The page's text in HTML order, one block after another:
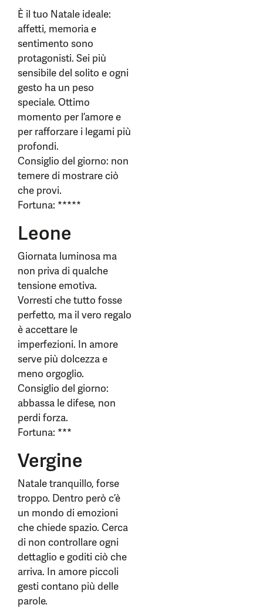
È il tuo Natale ideale:
affetti, memoria e
sentimento sono
protagonisti. Sei più
sensibile del solito e ogni
gesto ha un peso
speciale. Ottimo
momento per l’amore e
per rafforzare i legami più
profondi.
Consiglio del giorno: non
temere di mostrare ciò
che provi.
Fortuna: *****
Leone
Giornata luminosa ma
non priva di qualche
tensione emotiva.
Vorresti che tutto fosse
perfetto, ma il vero regalo
è accettare le
imperfezioni. In amore
serve più dolcezza e
meno orgoglio.
Consiglio del giorno:
abbassa le difese, non
perdi forza.
Fortuna: ***
Vergine
Natale tranquillo, forse
troppo. Dentro però c’è
un mondo di emozioni
che chiede spazio. Cerca
di non controllare ogni
dettaglio e goditi ciò che
arriva. In amore piccoli
gesti contano più delle
parole.